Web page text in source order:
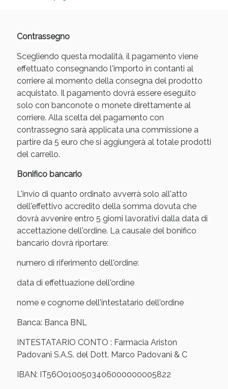
Contrassegno
Scegliendo questa modalità, il pagamento viene
effettuato consegnando l'importo in contanti al
corriere al momento della consegna del prodotto
acquistato. Il pagamento dovrà essere eseguito
solo con banconote o monete direttamente al
corriere. Alla scelta del pagamento con
contrassegno sarà applicata una commissione a
partire da 5 euro che si aggiungerà al totale prodotti
del carrello.
Bonifico bancario
L'invio di quanto ordinato avverrà solo all'atto
dell'effettivo accredito della somma dovuta che
dovrà avvenire entro 5 giorni lavorativi dalla data di
accettazione dell'ordine. La causale del bonifico
bancario dovrà riportare:
numero di riferimento dell'ordine:
data di effettuazione dell'ordine
nome e cognome dell'intestatario dell'ordine
Banca: Banca BNL
INTESTATARIO CONTO : Farmacia Ariston
Padovani S.A.S. del Dott. Marco Padovani & C
IBAN: IT56O0100503406000000005822
Sconto fino al 55% disponibile oggi!
Vie Urinarie e Prostata: Sconti fino al 45% oggi!